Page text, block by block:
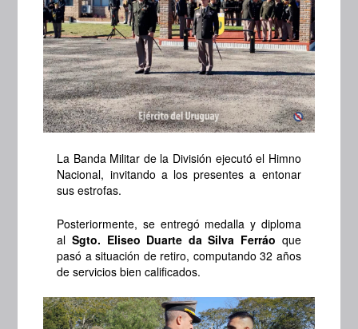
La Banda Militar de la División ejecutó el Himno
Nacional, invitando a los presentes a entonar
sus estrofas.
Posteriormente, se entregó medalla y diploma
al Sgto. Eliseo Duarte da Silva Ferráo que
pasó a situación de retiro, computando 32 años
de servicios bien calificados.